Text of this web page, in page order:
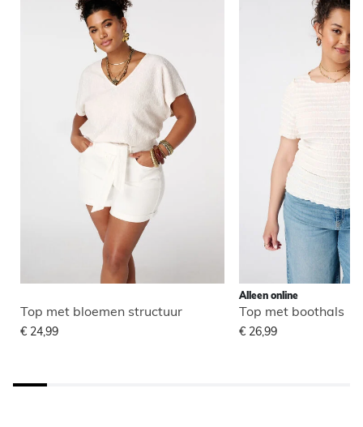
Top met bloemen structuur
€ 24,99
Alleen online
Top met boothals
€ 26,99